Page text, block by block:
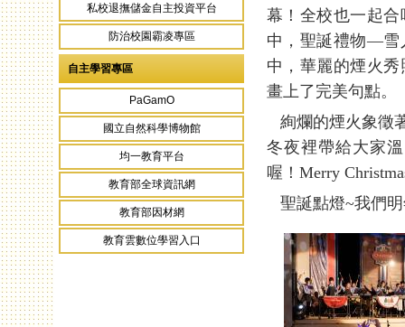
私校退撫儲金自主投資平台
防治校園霸凌專區
自主學習專區
PaGamO
國立自然科學博物館
均一教育平台
教育部全球資訊網
教育部因材網
教育雲數位學習入口
幕！全校也一起
中，聖誕禮物—雪
中，華麗的煙火
畫上了完美句點。
絢爛的煙火象徵
冬夜裡帶給大家
喔！Merry
聖誕點燈~我們